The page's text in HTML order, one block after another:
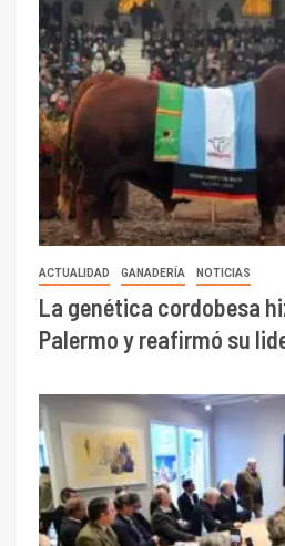
ACTUALIDAD GANADERÍA NOTICIAS
La genética cordobesa
Palermo y reafirmó su